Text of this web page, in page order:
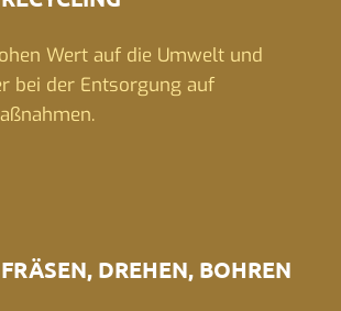
Wert auf die Umwelt und
bei der Entsorgung auf
FRÄSEN, DREHEN, BOHREN